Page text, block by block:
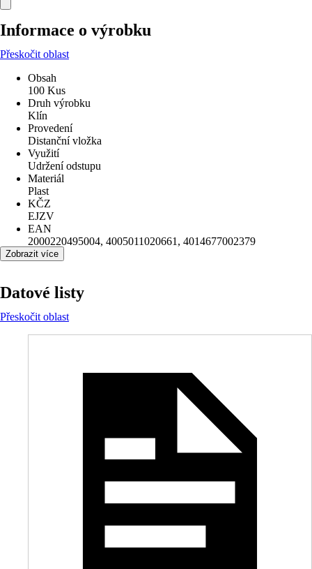
Informace o výrobku
Přeskočit oblast
Obsah
100 Kus
Druh výrobku
Klín
Provedení
Distanční vložka
Využití
Udržení odstupu
Materiál
Plast
KČZ
EJZV
EAN
2000220495004, 4005011020661, 4014677002379
Zobrazit více
Datové listy
Přeskočit oblast